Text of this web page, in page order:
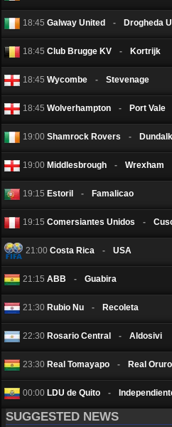
18:45 Galway United - Drogheda
18:45 Club Brugge KV - Kortrijk
18:45 Wycombe - Stevenage
18:45 Wolverhampton - Port Vale
19:00 Shamrock Rovers - Dundalk
19:00 Middlesbrough - Wrexham
19:15 Estoril - Famalicao
19:15 Comersiantes Unidos -
21:00 Costa Rica - USA
21:15 ABB - Guabira
21:30 Rubio Nu - Recoleta
22:30 Rosario Central - Aldosivi
23:30 Real Tomayapo - Real Oruro
00:00 LDU de Quito -